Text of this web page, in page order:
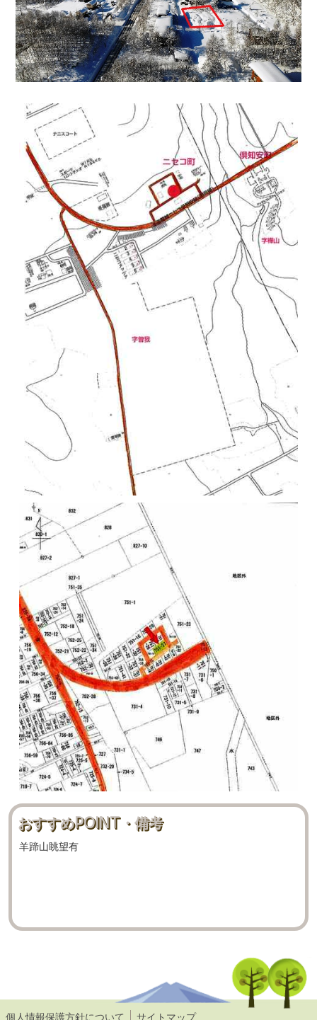
おすすめPOINT・備考
羊蹄山眺望有
個人情報保護方針について サイトマップ